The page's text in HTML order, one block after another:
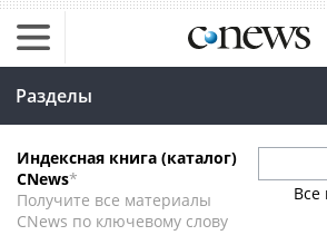
Разделы
Индексная книга (каталог)
CNews*
Получите все материалы
CNews по ключевому слову
Все